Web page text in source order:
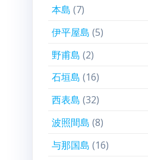
本島 (7)
伊平屋島 (5)
野甫島 (2)
石垣島 (16)
西表島 (32)
波照間島 (8)
与那国島 (16)